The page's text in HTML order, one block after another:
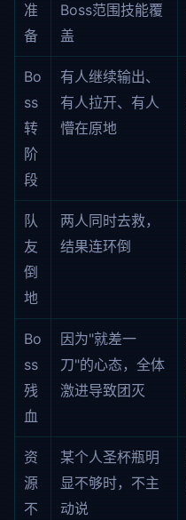
准
备
Boss范围技能覆
盖
Bo
ss
转
阶
段
有人继续输出、
有人拉开、有人
懵在原地
队
友
倒
地
两人同时去救，
结果连环倒
Bo
ss
残
血
因为"就差一
刀"的心态，全体
激进导致团灭
资
源
不
某个人圣杯瓶明
显不够时，不主
动说